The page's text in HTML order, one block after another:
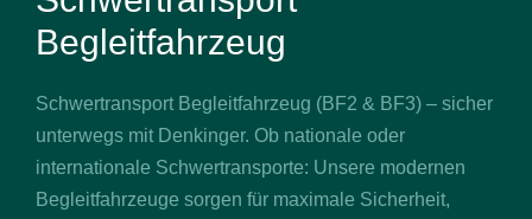
Begleitfahrzeug
Schwertransport Begleitfahrzeug (BF2 & BF3) – sicher
unterwegs mit Denkinger. Ob nationale oder
internationale Schwertransporte: Unsere modernen
Begleitfahrzeuge sorgen für maximale Sicherheit,